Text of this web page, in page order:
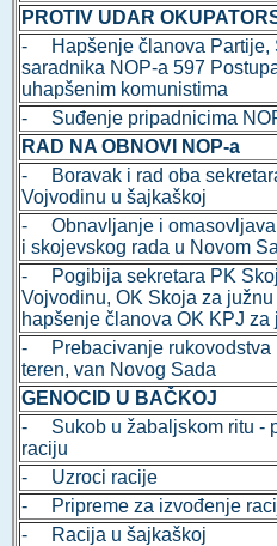
PROTIV UDAR
- Hapšenje članova Partije,
saradnika NOP-a 597
uhapšenim komunistima
- Suđenje pripadnicima
RAD NA OBNOVI NOP-a
- Boravak i rad oba
Vojvodinu u šajkaškoj
- Obnavljanje i
i skojevskog rada u Novom
- Pogibija sekretara PK
Vojvodinu, OK Skoja za
hapšenje članova OK KPJ za
- Prebacivanje rukovodstva
teren, van Novog Sada
GENOCID U BAČKOJ
- Sukob u žabaljskom ritu -
raciju
- Uzroci racije
- Pripreme za izvođenje
- Racija u šajkaškoj